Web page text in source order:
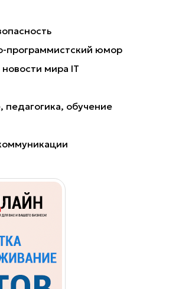
программистский юмор
мира IT
педагогика, обучение